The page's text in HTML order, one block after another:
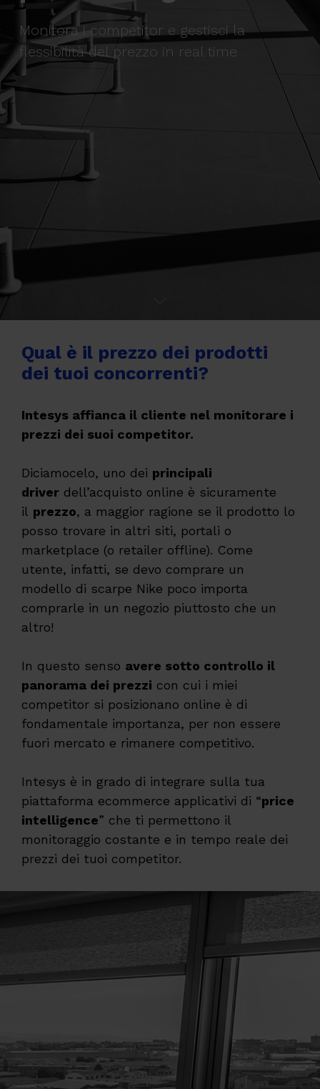
Monitora i competitor e gestisci la
flessibilità del prezzo in real time
Qual è il prezzo dei prodotti
dei tuoi concorrenti?
Intesys affianca il cliente nel monitorare i
prezzi dei suoi competitor.
Diciamocelo, uno dei principali
driver dell’acquisto online è sicuramente
il prezzo, a maggior ragione se il prodotto lo
posso trovare in altri siti, portali o
marketplace (o retailer offline). Come
utente, infatti, se devo comprare un
modello di scarpe Nike poco importa
comprarle in un negozio piuttosto che un
altro!
In questo senso avere sotto controllo il
panorama dei prezzi con cui i miei
competitor si posizionano online è di
fondamentale importanza, per non essere
fuori mercato e rimanere competitivo.
Intesys è in grado di integrare sulla tua
piattaforma ecommerce applicativi di “price
intelligence” che ti permettono il
monitoraggio costante e in tempo reale dei
prezzi dei tuoi competitor.